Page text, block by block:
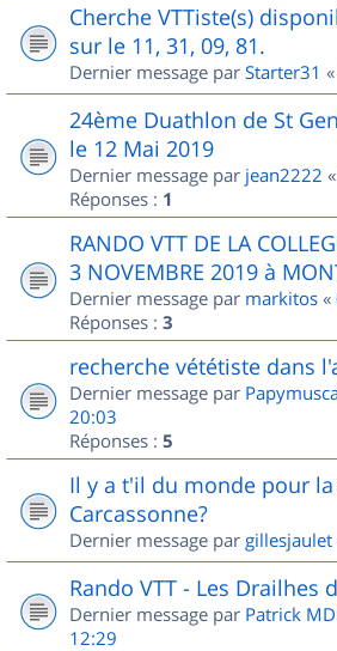
Cherche VTTiste(s)
sur le 11, 31, 09, 81.
Dernier message par Starter31 «
24ème Duathlon de St
le 12 Mai 2019
Dernier message par jean2222 «
Réponses : 1
RANDO VTT DE LA
3 NOVEMBRE 2019 à
Dernier message par markitos «
Réponses : 3
recherche vététiste dans
Dernier message par
20:03
Réponses : 5
Il y a t'il du monde pour
Carcassonne?
Dernier message par gillesjaulet
Rando VTT - Les Drailhes
Dernier message par Patrick
12:29